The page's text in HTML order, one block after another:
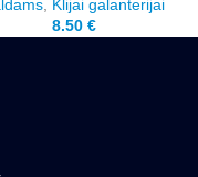
Klijai galanterijai
8.50 €